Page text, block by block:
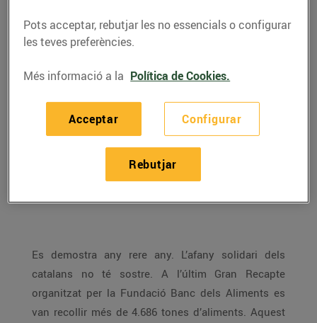
ENTREVISTA A CARME MARTÍNEZ, voluntària del
Es demostra any rere any. L’afany solidari dels
catalans no té sostre. A l’últim Gran Recapte
organitzat per la Fundació Banc dels Aliments es
van recollir més de 4.686 tones d’aliments. Aquest
Pots acceptar, rebutjar les no essencials o configurar
les teves preferències.
Més informació a la Política de Cookies.
Configurar
Rebutjar
Acceptar